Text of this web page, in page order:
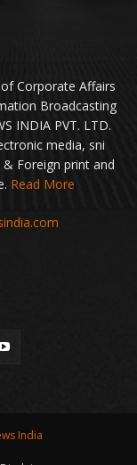
of Corporate Affairs
Broadcasting
INDIA PVT. LTD.
media, sni
Foreign print and
Read More
India